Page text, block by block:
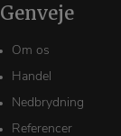
Genveje
Om os
Handel
Nedbrydning
Referencer